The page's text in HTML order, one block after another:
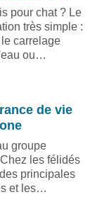
pour chat ? Le
très simple :
carrelage
ou…
de vie
groupe
les félidés
principales
et les…